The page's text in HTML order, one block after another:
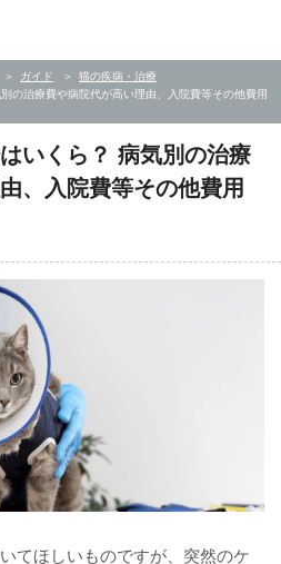
ガイド
猫の疾病・治療
の治療費や病院代が高い理由、入院費等その他費用
いくら？ 病気別の治療
、入院費等その他費用
てほしいものですが、突然のケ